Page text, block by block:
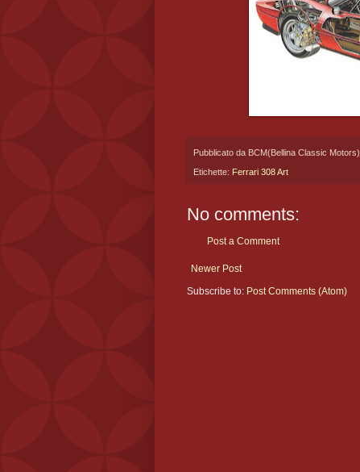
Pubblicato da BCM(Bellina Classic Motors)
Etichette: Ferrari 308 Art
No comments:
Post a Comment
Newer Post
Subscribe to: Post Comments (Atom)